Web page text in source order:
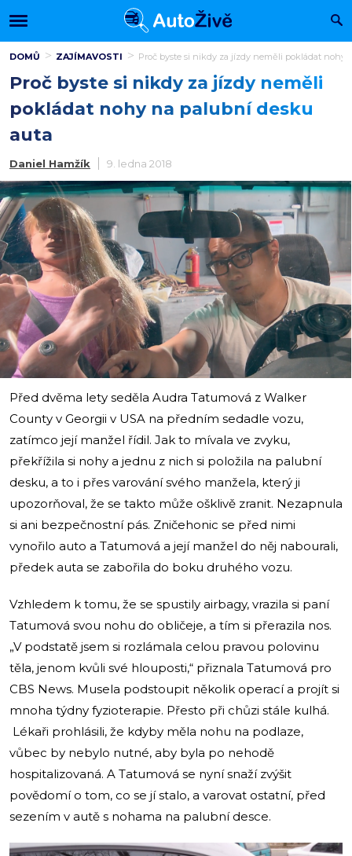
DOMŮ ZAJÍMAVOSTI Proč byste si nikdy za jízdy neměli pokládat nohy
Proč byste si nikdy za jízdy neměli
pokládat nohy na palubní desku
auta
Daniel Hamžík 9. ledna 2018
Před dvěma lety seděla Audra Tatumová z Walker
County v Georgii v USA na předním sedadle vozu,
zatímco její manžel řídil. Jak to mívala ve zvyku,
překřížila si nohy a jednu z nich si položila na palubní
desku, a to i přes varování svého manžela, který ji
upozorňoval, že se takto může ošklivě zranit. Nezapnula
si ani bezpečnostní pás. Zničehonic se před nimi
vynořilo auto a Tatumová a její manžel do něj nabourali,
předek auta se zabořila do boku druhého vozu.
Vzhledem k tomu, že se spustily airbagy, vrazila si paní
Tatumová svou nohu do obličeje, a tím si přerazila nos.
„V podstatě jsem si rozlámala celou pravou polovinu
těla, jenom kvůli své hlouposti,“ přiznala Tatumová pro
CBS News. Musela podstoupit několik operací a projít si
mnoha týdny fyzioterapie. Přesto při chůzi stále kulhá.
Lékaři prohlásili, že kdyby měla nohu na podlaze,
vůbec by nebylo nutné, aby byla po nehodě
hospitalizovaná. A Tatumová se nyní snaží zvýšit
povědomí o tom, co se jí stalo, a varovat ostatní, před
sezením v autě s nohama na palubní desce.